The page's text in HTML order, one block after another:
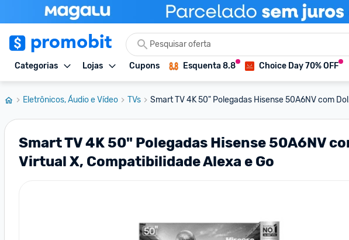
Categorias Lojas Cupons Esquenta 8.8 Choice Day 70% OFF
Eletrônicos, Áudio e Vídeo TVs Smart TV 4K 50" Polegadas Hisense 50A6NV com
Smart TV 4K 50" Polegadas Hisense 50A6NV
Virtual X, Compatibilidade Alexa e Go